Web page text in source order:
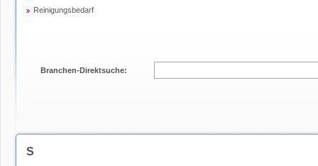
Reinigungsbedarf
Branchen-Direktsuche:
S